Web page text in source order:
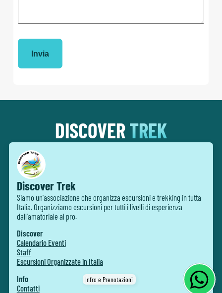
Infro e Prenotazioni
DISCOVERTREK
Discover Trek
Siamo un'associazione che organizza escursioni e trekking in tutta
Italia. Organizziamo escursioni per tutti i livelli di esperienza
dall'amatoriale al pro.
Discover
Calendario Eventi
Staff
Escursioni Organizzate in Italia
Info
Contatti